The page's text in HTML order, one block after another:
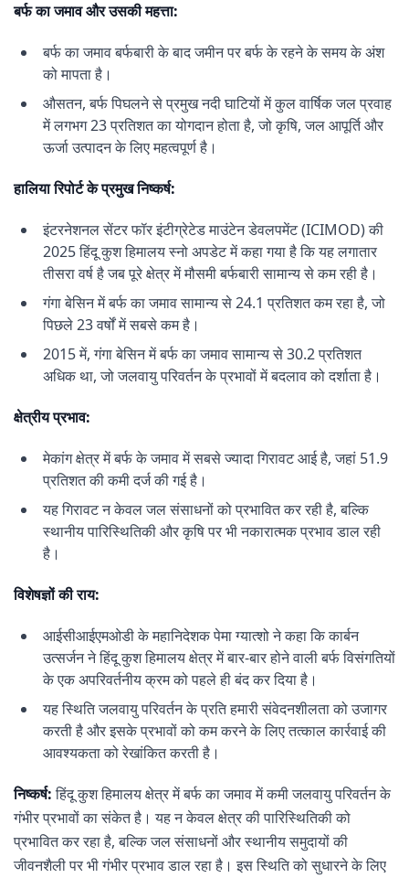
बर्फ का जमाव और उसकी महत्ता:
बर्फ का जमाव बर्फबारी के बाद जमीन पर बर्फ के रहने के समय के अंश
को मापता है।
औसतन, बर्फ पिघलने से प्रमुख नदी घाटियों में कुल वार्षिक जल प्रवाह
में लगभग 23 प्रतिशत का योगदान होता है, जो कृषि, जल आपूर्ति और
ऊर्जा उत्पादन के लिए महत्वपूर्ण है।
हालिया रिपोर्ट के प्रमुख निष्कर्ष:
इंटरनेशनल सेंटर फॉर इंटीग्रेटेड माउंटेन डेवलपमेंट (ICIMOD) की
2025 हिंदू कुश हिमालय स्नो अपडेट में कहा गया है कि यह लगातार
तीसरा वर्ष है जब पूरे क्षेत्र में मौसमी बर्फबारी सामान्य से कम रही है।
गंगा बेसिन में बर्फ का जमाव सामान्य से 24.1 प्रतिशत कम रहा है, जो
पिछले 23 वर्षों में सबसे कम है।
2015 में, गंगा बेसिन में बर्फ का जमाव सामान्य से 30.2 प्रतिशत
अधिक था, जो जलवायु परिवर्तन के प्रभावों में बदलाव को दर्शाता है।
क्षेत्रीय प्रभाव:
मेकांग क्षेत्र में बर्फ के जमाव में सबसे ज्यादा गिरावट आई है, जहां 51.9
प्रतिशत की कमी दर्ज की गई है।
यह गिरावट न केवल जल संसाधनों को प्रभावित कर रही है, बल्कि
स्थानीय पारिस्थितिकी और कृषि पर भी नकारात्मक प्रभाव डाल रही
है।
विशेषज्ञों की राय:
आईसीआईएमओडी के महानिदेशक पेमा ग्यात्शो ने कहा कि कार्बन
उत्सर्जन ने हिंदू कुश हिमालय क्षेत्र में बार-बार होने वाली बर्फ विसंगतियों
के एक अपरिवर्तनीय क्रम को पहले ही बंद कर दिया है।
यह स्थिति जलवायु परिवर्तन के प्रति हमारी संवेदनशीलता को उजागर
करती है और इसके प्रभावों को कम करने के लिए तत्काल कार्रवाई की
आवश्यकता को रेखांकित करती है।
निष्कर्ष:हिंदू कुश हिमालय क्षेत्र में बर्फ का जमाव में कमी जलवायु परिवर्तन के
गंभीर प्रभावों का संकेत है। यह न केवल क्षेत्र की पारिस्थितिकी को
प्रभावित कर रहा है, बल्कि जल संसाधनों और स्थानीय समुदायों की
जीवनशैली पर भी गंभीर प्रभाव डाल रहा है। इस स्थिति को सुधारने के लिए